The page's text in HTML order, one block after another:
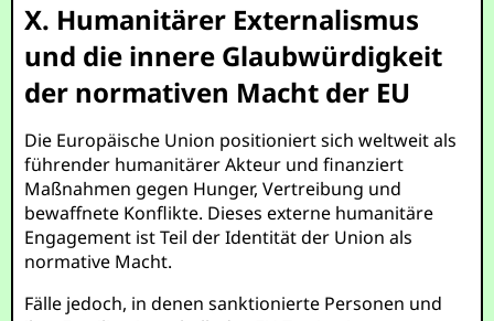
X. Humanitärer Externalismus
und die innere Glaubwürdigkeit
der normativen Macht der EU
Die Europäische Union positioniert sich weltweit als
führender humanitärer Akteur und finanziert
Maßnahmen gegen Hunger, Vertreibung und
bewaffnete Konflikte. Dieses externe humanitäre
Engagement ist Teil der Identität der Union als
normative Macht.
Fälle jedoch, in denen sanktionierte Personen und